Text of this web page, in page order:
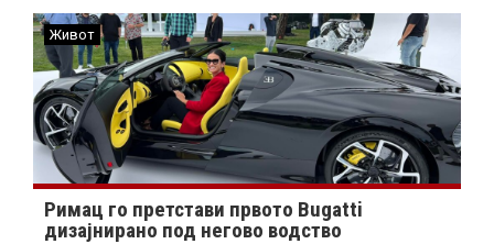
Живот
Римац го претстави првото Bugatti
дизајнирано под негово водство